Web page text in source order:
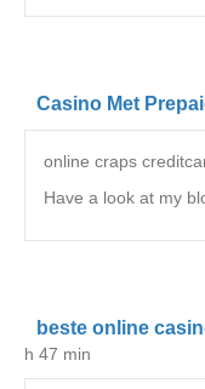
Casino Met
online craps
Have a look at my
beste online
h 47 min